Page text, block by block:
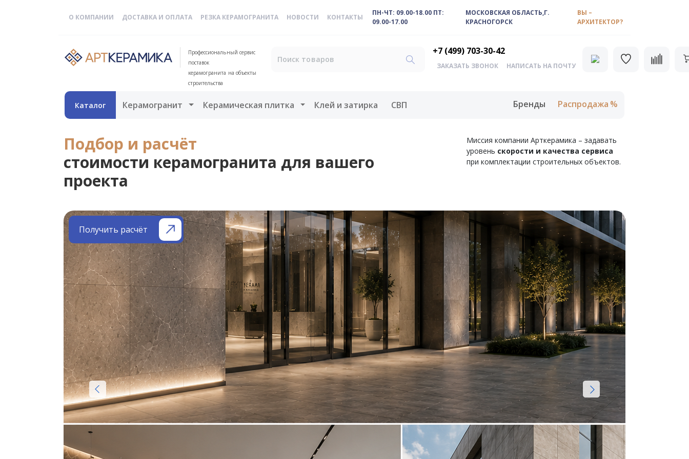
О КОМПАНИИ ДОСТАВКА И ОПЛАТА РЕЗКА КЕРАМОГРАНИТА НОВОСТИ КОНТАКТЫ
ПН-ЧТ: 09.00-18.00 ПТ:
09.00-17.00
МОСКОВСКАЯ ОБЛАСТЬ,Г.
КРАСНОГОРСК
ВЫ –
АРХИТЕКТОР?
Профессиональный сервис
поставок
керамогранита на объекты
строительства
+7 (499) 703-30-42
ЗАКАЗАТЬ ЗВОНОК НАПИСАТЬ НА ПОЧТУ
Каталог Керамогранит Открыть меню
Керамическая плитка Открыть меню
Клей и затирка СВП Бренды Распродажа
Подбор и расчёт
стоимости керамогранита для вашего
проекта
Миссия компании Арткерамика – задавать
уровень скорости и качества сервиса
при комплектации строительных объектов.
Получить расчёт